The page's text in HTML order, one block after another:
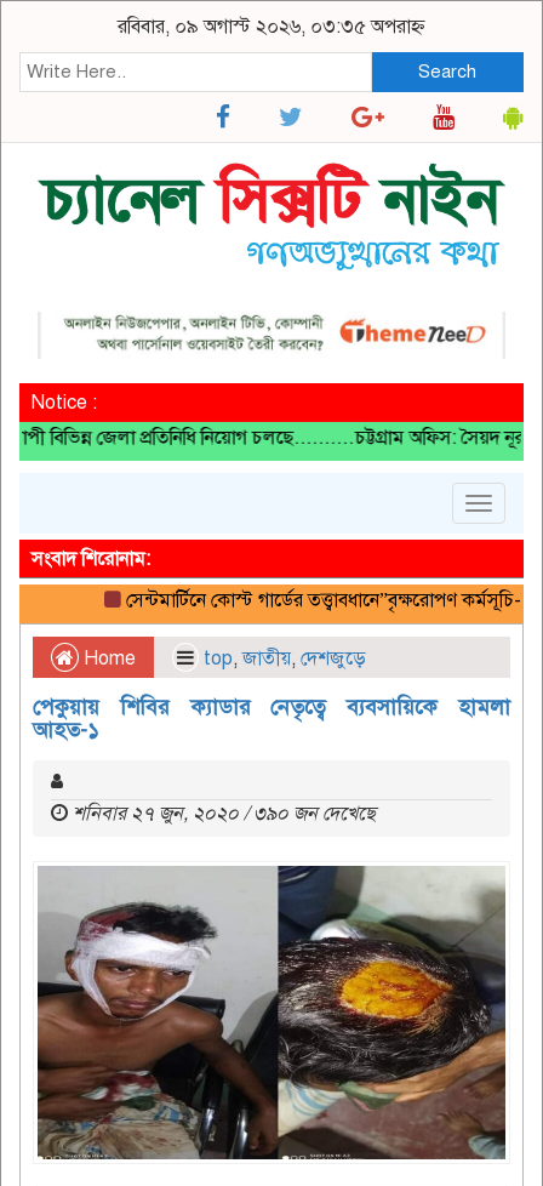
রবিবার, ০৯ অগাস্ট ২০২৬, ০৩:৩৫ অপরাহ্ন
Search
Notice :
জেলা প্রতিনিধি নিয়োগ চলছে..........চট্টগ্রাম অফিস: সৈয়দ নূর
Toggle
সংবাদ শিরোনাম:
সেন্টমার্টিনে কোস্ট গার্ডের তত্ত্বাবধানে”বৃক্ষরোপণ কর্মসূচি-
Home top,জাতীয়, দেশজুড়ে
পেকুয়ায় শিবির ক্যাডার নেতৃত্বে ব্যবসায়িকে হামলা
আহত-১
শনিবার ২৭ জুন, ২০২০ / ৩৯০ জন দেখেছে